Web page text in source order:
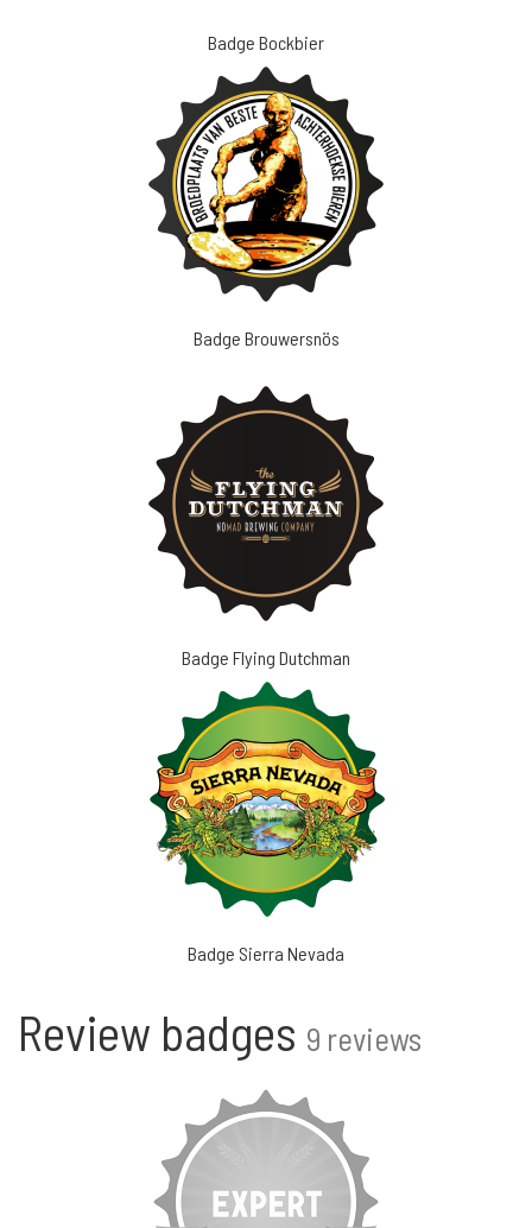
Badge Bockbier
Badge Brouwersnös
Badge Flying Dutchman
Badge Sierra Nevada
Review badges 9 reviews